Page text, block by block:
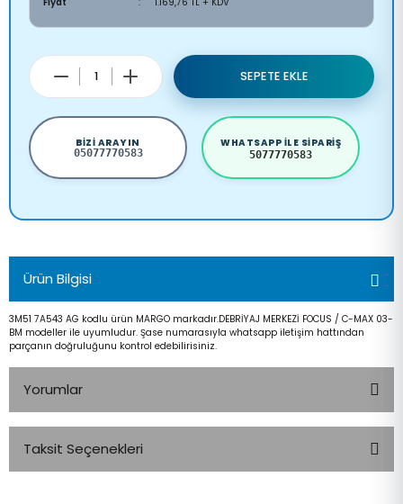
SEPETE EKLE
BIZI ARAYIN
05077770583
WHATSAPP ILE SIPARIŞ
5077770583
Ürün Bilgisi
3M51 7A543 AG kodlu ürün MARGO markadır.DEBRİYAJ MERKEZİ FOCUS / C-MAX 03-
BM modeller ile uyumludur. Şase numarasıyla whatsapp iletişim hattından
parçanın doğruluğunu kontrol edebilirisiniz.
Yorumlar
Taksit Seçenekleri